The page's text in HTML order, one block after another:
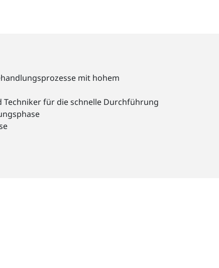
mit hohem
Techniker für die schnelle Durchführung